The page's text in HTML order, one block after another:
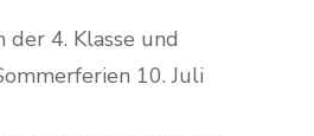
der 4. Klasse und
10. Juli